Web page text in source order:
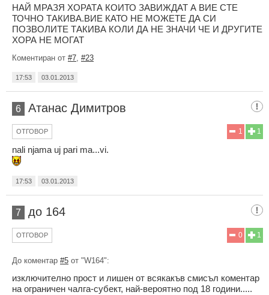
НАЙ МРАЗЯ ХОРАТА КОИТО ЗАВИЖДАТ А ВИЕ СТЕ
ТОЧНО ТАКИВА.ВИЕ КАТО НЕ МОЖЕТЕ ДА СИ
ПОЗВОЛИТЕ ТАКИВА КОЛИ ДА НЕ ЗНАЧИ ЧЕ И ДРУГИТЕ
ХОРА НЕ МОГАТ
Коментиран от #7 #23
17:53 03.01.2013
6 Атанас Димитров
1
1
ОТГОВОР
nali njama uj pari ma...vi.
17:53 03.01.2013
7 до 164
1
0
ОТГОВОР
До коментар #5 от "W164":
изключително прост и лишен от всякакъв смисъл коментар
на ограничен чалга-субект, най-вероятно под 18 години.....